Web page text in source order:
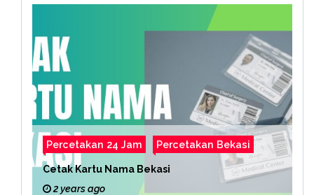
Percetakan 24 Jam Percetakan Bekasi
Cetak Kartu Nama Bekasi
2 years ago